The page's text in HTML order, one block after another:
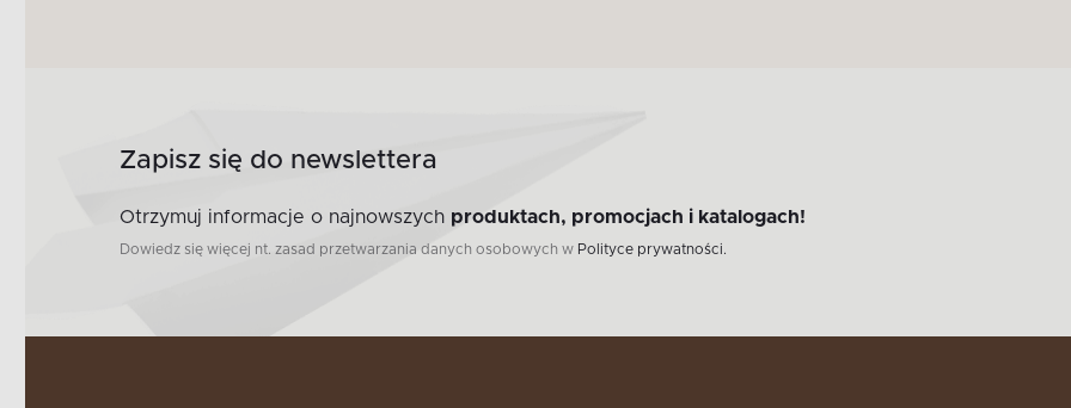
Zapisz się do newslettera
Otrzymuj informacje o najnowszych produktach, promocjach i katalogach!
Dowiedz się więcej nt. zasad przetwarzania danych osobowych w Polityce prywatności.